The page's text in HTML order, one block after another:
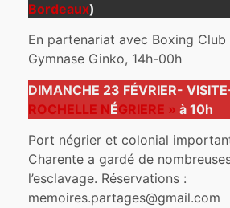
Bordeaux)
En partenariat avec Boxing Club
Gymnase Ginko, 14h-00h
DIMANCHE 23 FÉVRIER-
ROCHELLE NÉGRIERE »à 10h
Port négrier et colonial
Charente a gardé de
l’esclavage. Réservations :
memoires.partages@gmail.com